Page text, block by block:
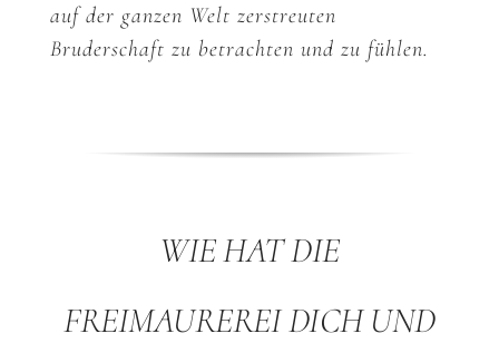
auf der ganzen Welt zerstreuten
Bruderschaft zu betrachten und zu fühlen.
WIE HAT DIE
FREIMAUREREI DICH UND